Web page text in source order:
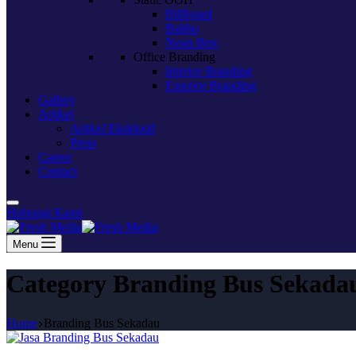
Billboard
Baliho
Neon Box
Office Branding
Interior Branding
Exterior Branding
Gallery
Artikel
Artikel Eksklusif
Press
Career
Contact
Hubungi Kami
Menu
Category Branding Bus
Home Branding Bus Sekadau